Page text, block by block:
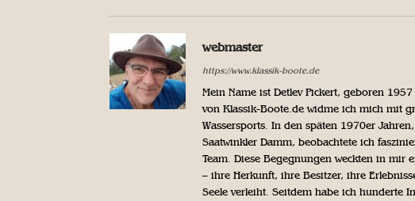
webmaster
https://www.klassik-boote.de
Mein Name ist Detlev Pickert, geboren
von Klassik-Boote.de widme ich mich mit
Wassersports. In den späten 1970er
Saatwinkler Damm, beobachtete ich
Team. Diese Begegnungen weckten in mir
– ihre Herkunft, ihre Besitzer, ihre
Seele verleiht. Seitdem habe ich hunderte